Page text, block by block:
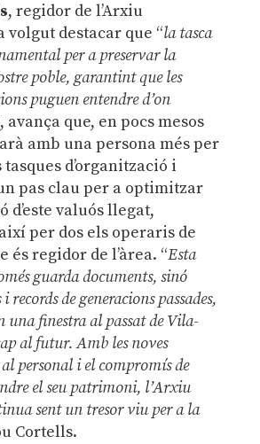
, regidor de l’Arxiu
destacar que “la tasca
per a preservar la
poble, garantint que les
puguen entendre d’on
avança que, en pocs mesos
amb una persona més per
d’organització i
pas clau per a optimitzar
d’este valuós llegat,
per dos els operaris de
és regidor de l’àrea. “Esta
guarda documents, sinó
records de generacions passades,
una finestra al passat de Vila-
al futur. Amb les noves
personal i el compromís de
el seu patrimoni, l’Arxiu
sent un tresor viu per a la
Cortells.